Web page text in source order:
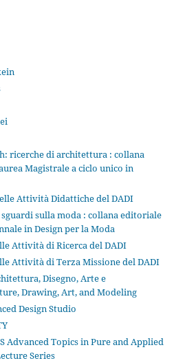
ricerche di architettura : collana
Magistrale a ciclo unico in
Attività Didattiche del DADI
sguardi sulla moda : collana editoriale
in Design per la Moda
Attività di Ricerca del DADI
Attività di Terza Missione del DADI
Disegno, Arte e
Drawing, Art, and Modeling
Design Studio
Advanced Topics in Pure and Applied
Series